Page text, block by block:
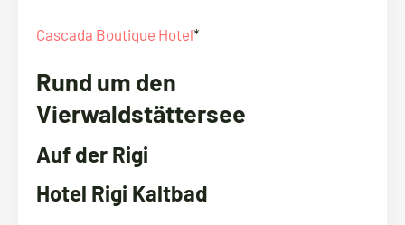
Cascada Boutique Hotel*
Rund um den
Vierwaldstättersee
Auf der Rigi
Hotel Rigi Kaltbad